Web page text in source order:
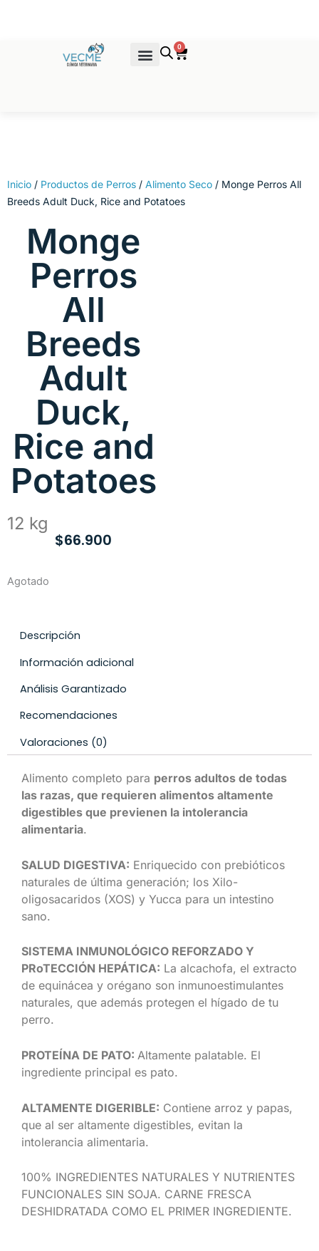
0
Cart
Inicio / Productos de Perros / Alimento Seco / Monge Perros All
Breeds Adult Duck, Rice and Potatoes
Monge
Perros
All
Breeds
Adult
Duck,
Rice and
Potatoes
12 kg
$66.900
Agotado
Descripción
Información adicional
Análisis Garantizado
Recomendaciones
Valoraciones (0)
Alimento completo para perros adultos de todas
las razas, que requieren alimentos altamente
digestibles que previenen la intolerancia
alimentaria.
SALUD DIGESTIVA: Enriquecido con prebióticos
naturales de última generación; los Xilo-
oligosacaridos (XOS) y Yucca para un intestino
sano.
SISTEMA INMUNOLÓGICO REFORZADO Y
PRoTECCIÓN HEPÁTICA: La alcachofa, el extracto
de equinácea y orégano son inmunoestimulantes
naturales, que además protegen el hígado de tu
perro.
PROTEÍNA DE PATO: Altamente palatable. El
ingrediente principal es pato.
ALTAMENTE DIGERIBLE: Contiene arroz y papas,
que al ser altamente digestibles, evitan la
intolerancia alimentaria.
100% INGREDIENTES NATURALES Y NUTRIENTES
FUNCIONALES SIN SOJA. CARNE FRESCA
DESHIDRATADA COMO EL PRIMER INGREDIENTE.